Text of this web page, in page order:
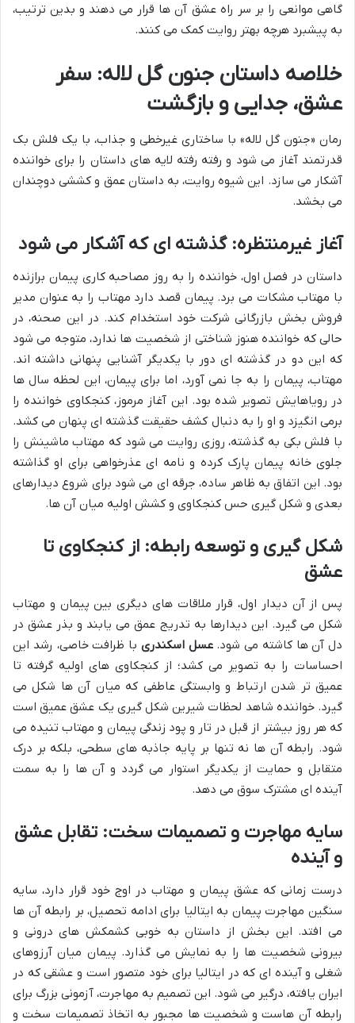
گاهی موانعی را بر سر راه عشق آن ها قرار می دهند و بدین ترتیب،
به پیشبرد هرچه بهتر روایت کمک می کنند.
خلاصه داستان جنون گل لاله: سفر
عشق، جدایی و بازگشت
رمان «جنون گل لاله» با ساختاری غیرخطی و جذاب، با یک فلش بک
قدرتمند آغاز می شود و رفته رفته لایه های داستان را برای خواننده
آشکار می سازد. این شیوه روایت، به داستان عمق و کششی دوچندان
می بخشد.
آغاز غیرمنتظره: گذشته ای که آشکار می شود
داستان در فصل اول، خواننده را به روز مصاحبه کاری پیمان برازنده
با مهتاب مشکات می برد. پیمان قصد دارد مهتاب را به عنوان مدیر
فروش بخش بازرگانی شرکت خود استخدام کند. در این صحنه، در
حالی که خواننده هنوز شناختی از شخصیت ها ندارد، متوجه می شود
که این دو در گذشته ای دور با یکدیگر آشنایی پنهانی داشته اند.
مهتاب، پیمان را به جا نمی آورد، اما برای پیمان، این لحظه سال ها
در رویاهایش تصویر شده بود. این آغاز مرموز، کنجکاوی خواننده را
برمی انگیزد و او را به دنبال کشف حقیقت گذشته ای پنهان می کشد.
با فلش بکی به گذشته، روزی روایت می شود که مهتاب ماشینش را
جلوی خانه پیمان پارک کرده و نامه ای عذرخواهی برای او گذاشته
بود. این اتفاق به ظاهر ساده، جرقه ای می شود برای شروع دیدارهای
بعدی و شکل گیری حس کنجکاوی و کشش اولیه میان آن ها.
شکل گیری و توسعه رابطه: از کنجکاوی تا
عشق
پس از آن دیدار اول، قرار ملاقات های دیگری بین پیمان و مهتاب
شکل می گیرد. این دیدارها به تدریج عمق می یابند و بذر عشق در
دل آن ها کاشته می شود.عسل اسکندری با ظرافت خاصی، رشد این
احساسات را به تصویر می کشد؛ از کنجکاوی های اولیه گرفته تا
عمیق تر شدن ارتباط و وابستگی عاطفی که میان آن ها شکل می
گیرد. خواننده شاهد لحظات شیرین شکل گیری یک عشق عمیق است
که هر روز بیشتر از قبل در تار و پود زندگی پیمان و مهتاب تنیده می
شود. رابطه آن ها نه تنها بر پایه جاذبه های سطحی، بلکه بر درک
متقابل و حمایت از یکدیگر استوار می گردد و آن ها را به سمت
آینده ای مشترک سوق می دهد.
سایه مهاجرت و تصمیمات سخت: تقابل عشق
و آینده
درست زمانی که عشق پیمان و مهتاب در اوج خود قرار دارد، سایه
سنگین مهاجرت پیمان به ایتالیا برای ادامه تحصیل، بر رابطه آن ها
می افتد. این بخش از داستان به خوبی کشمکش های درونی و
بیرونی شخصیت ها را به نمایش می گذارد. پیمان میان آرزوهای
شغلی و آینده ای که در ایتالیا برای خود متصور است و عشقی که در
ایران یافته، درگیر می شود. این تصمیم به مهاجرت، آزمونی بزرگ برای
رابطه آن هاست و شخصیت ها مجبور به اتخاذ تصمیمات سخت و